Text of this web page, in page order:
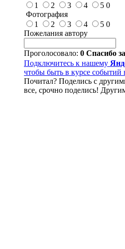
1
2 3 4 5 0
Фотография
1
2 3 4 5 0
Пожелания автору
Проголосовало: 0 Спасибо
Подключитесь к нашему
чтобы быть в курсе событий
Почитал? Поделись с
все, срочно поделись!